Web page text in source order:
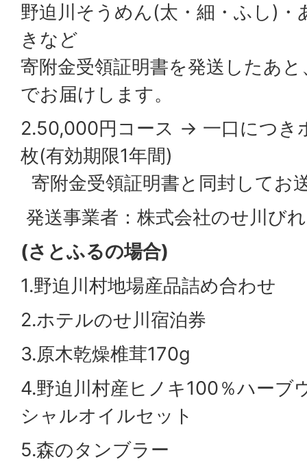
野迫川そうめん(太・細・ふし)・
きなど
寄附金受領証明書を発送したあ
でお届けします。
2.50,000円コース → 一口につき
枚(有効期限1年間)
寄附金受領証明書と同封してお
発送事業者：株式会社のせ川び
(さとふるの場合)
1.野迫川村地場産品詰め合わせ
2.ホテルのせ川宿泊券
3.原木乾燥椎茸170g
4.野迫川村産ヒノキ100％ハーブ
シャルオイルセット
5.森のタンブラー